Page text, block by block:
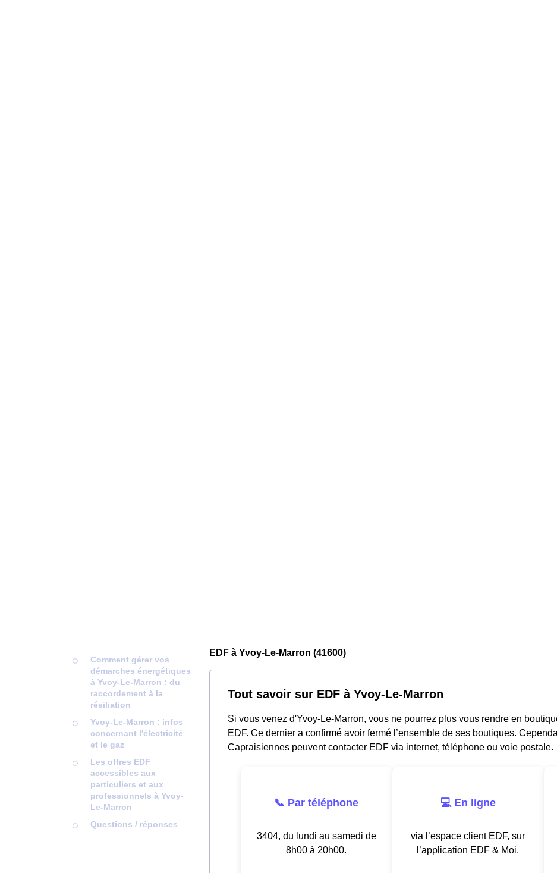
Comment gérer vos
démarches énergétiques
à Yvoy-Le-Marron : du
raccordement à la
résiliation
Yvoy-Le-Marron : infos
concernant l'électricité
et le gaz
Les offres EDF
accessibles aux
particuliers et aux
professionnels à Yvoy-
Le-Marron
Questions / réponses
EDF à Yvoy-Le-Marron (41600)
Tout savoir sur EDF à Yvoy-Le-Marron
Si vous venez d'Yvoy-Le-Marron, vous ne pourrez plus vous rendre en
EDF. Ce dernier a confirmé avoir fermé l’ensemble de ses boutiques.
Capraisiennes peuvent contacter EDF via internet, téléphone ou voie postale.
📞 Par téléphone
3404, du lundi au samedi de
8h00 à 20h00.
💻 En ligne
via l’espace client EDF, sur
l’application EDF & Moi.